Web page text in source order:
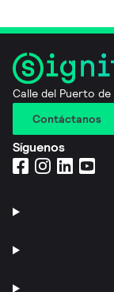
Calle del Puerto
Contáctanos
Síguenos